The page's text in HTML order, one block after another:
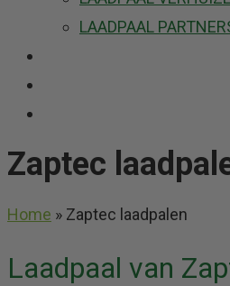
LAADPAAL
Zaptec
Home » Zaptec laadpalen
Laadpaal van